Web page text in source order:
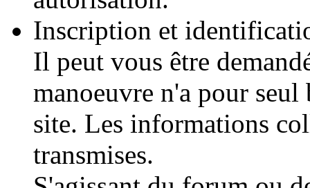
Inscription et
Il peut vous être
manoeuvre n'a pour seul
site. Les informations
transmises.